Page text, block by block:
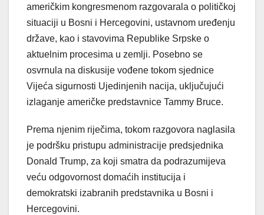
američkim kongresmenom razgovarala o političkoj
situaciji u Bosni i Hercegovini, ustavnom uređenju
države, kao i stavovima Republike Srpske o
aktuelnim procesima u zemlji. Posebno se
osvrnula na diskusije vođene tokom sjednice
Vijeća sigurnosti Ujedinjenih nacija, uključujući
izlaganje američke predstavnice Tammy Bruce.
Prema njenim riječima, tokom razgovora naglasila
je podršku pristupu administracije predsjednika
Donald Trump, za koji smatra da podrazumijeva
veću odgovornost domaćih institucija i
demokratski izabranih predstavnika u Bosni i
Hercegovini.